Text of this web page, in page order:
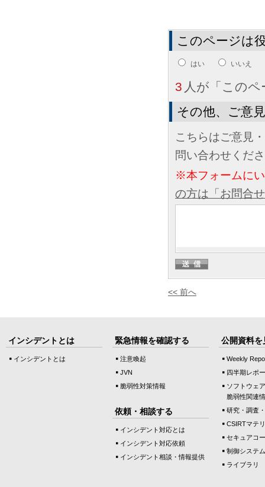
このページは
はい いいえ
3 人が「この
その他、ご意
こちらはご意見
問い合わせくだ
※本フォームに
の方は「お問合
<< 前へ
インシデントとは
インシデントとは
緊急情報を確認する
注意喚起
JVN
脆弱性対策情報
依頼・相談する
インシデント対応とは
インシデント対応依頼
インシデント相談・情報提供
公開資料を
Weekly
四半期レポ
ソフトウェ
脆弱性関連
研究・調査
CSIRTマテ
セキュアコ
制御システ
ライブラリ